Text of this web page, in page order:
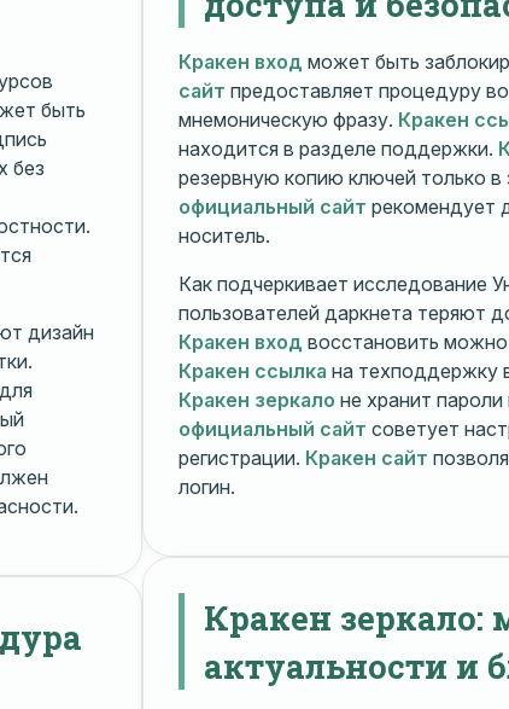
быть
без
дизайн
Кракен вход может быть
сайт предоставляет процедуру
мнемоническую фразу. Кракен
находится в разделе поддержки.
резервную копию ключей только
официальный сайт рекомендует
носитель.
Как подчеркивает исследование
пользователей даркнета теряют
Кракен вход восстановить
Кракен ссылка на техподдержку
Кракен зеркало не хранит
официальный сайт советует
регистрации. Кракен сайт
логин.
Кракен зеркало:
актуальности и